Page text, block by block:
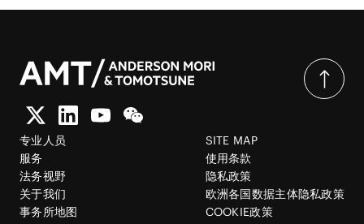
专业人员
服务
法务视野
关于我们
事务所地图
SITE MAP
使用条款
隐私政策
欧洲各国数据主体隐私政策
COOKIE政策